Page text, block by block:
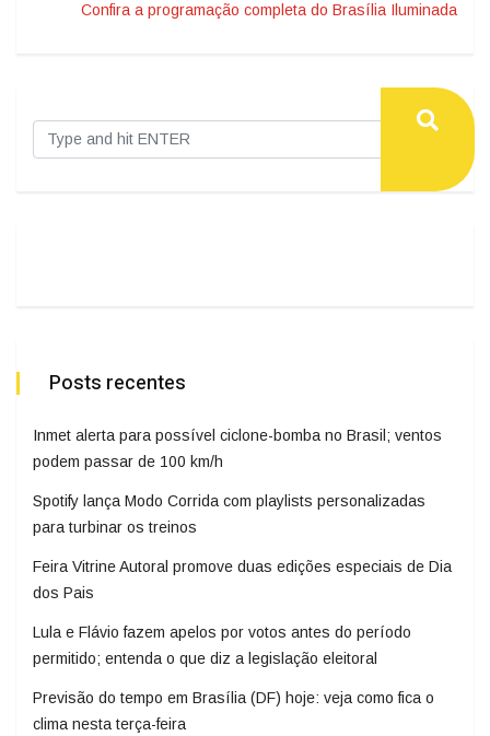
Confira a programação completa do Brasília Iluminada
Posts recentes
Inmet alerta para possível ciclone-bomba no Brasil; ventos
podem passar de 100 km/h
Spotify lança Modo Corrida com playlists personalizadas
para turbinar os treinos
Feira Vitrine Autoral promove duas edições especiais de Dia
dos Pais
Lula e Flávio fazem apelos por votos antes do período
permitido; entenda o que diz a legislação eleitoral
Previsão do tempo em Brasília (DF) hoje: veja como fica o
clima nesta terça-feira